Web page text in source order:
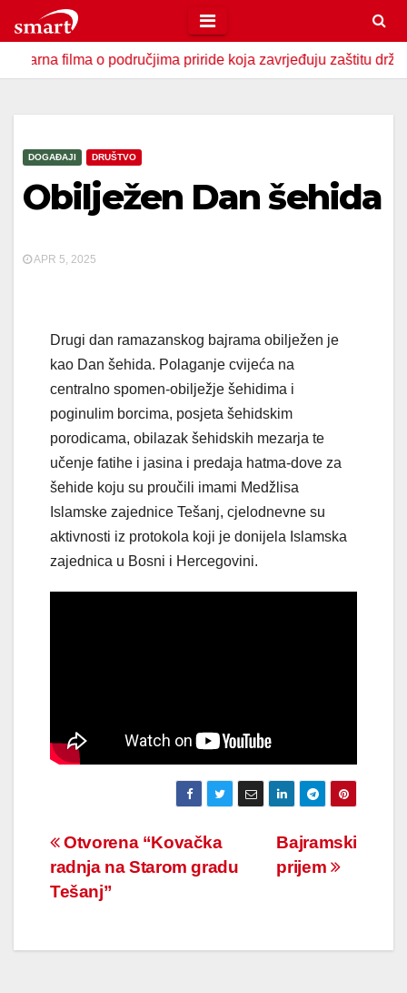
to
contento područjima priride koja zavrjeđuju zaštitu države
DOGAĐAJI DRUŠTVO
Obilježen Dan šehida
APR 5, 2025
Drugi dan ramazanskog bajrama obilježen je
kao Dan šehida. Polaganje cvijeća na
centralno spomen-obilježje šehidima i
poginulim borcima, posjeta šehidskim
porodicama, obilazak šehidskih mezarja te
učenje fatihe i jasina i predaja hatma-dove za
šehide koju su proučili imami Medžlisa
Islamske zajednice Tešanj, cjelodnevne su
aktivnosti iz protokola koji je donijela Islamska
zajednica u Bosni i Hercegovini.
Navigacija
članaka
Bajramski
prijem
Otvorena “Kovačka
radnja na Starom gradu
Tešanj”